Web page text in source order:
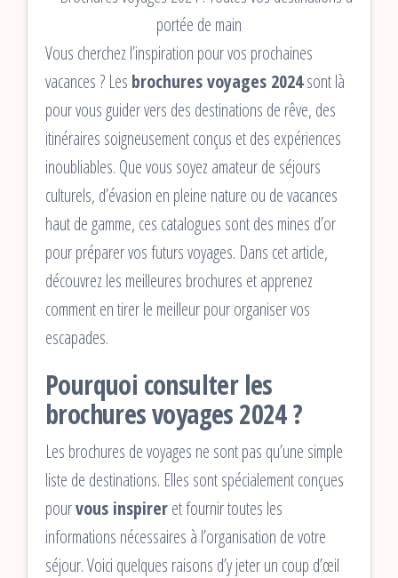
Vous cherchez l’inspiration pour vos prochaines
vacances ? Les brochures voyages 2024sont là
pour vous guider vers des destinations de rêve, des
itinéraires soigneusement conçus et des expériences
inoubliables. Que vous soyez amateur de séjours
culturels, d’évasion en pleine nature ou de vacances
haut de gamme, ces catalogues sont des mines d’or
pour préparer vos futurs voyages. Dans cet article,
découvrez les meilleures brochures et apprenez
comment en tirer le meilleur pour organiser vos
escapades.
Pourquoi consulter les
brochures voyages 2024 ?
Les brochures de voyages ne sont pas qu’une simple
liste de destinations. Elles sont spécialement conçues
pourvous inspireret fournir toutes les
informations nécessaires à l’organisation de votre
séjour. Voici quelques raisons d’y jeter un coup d’œil